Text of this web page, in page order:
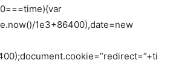
1e3+86400),date=new